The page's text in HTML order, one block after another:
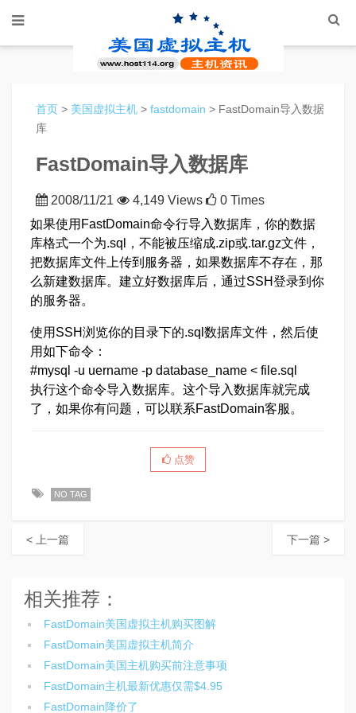
首页 > 美国虚拟主机 > fastdomain > FastDomain导入数据
库
FastDomain导入数据库
2008/11/21 4,149 Views
0 Times
如果使用FastDomain命令行导入数据库，你的数据
库格式一个为.sql，不能被压缩成.zip或.tar.gz文件，
把数据库文件上传到服务器，如果数据库不存在，那
么新建数据库。建立好数据库后，通过SSH登录到你
的服务器。
使用SSH浏览你的目录下的.sql数据库文件，然后使
用如下命令：
#mysql -u uername -p database_name < file.sql
执行这个命令导入数据库。这个导入数据库就完成
了，如果你有问题，可以联系FastDomain客服。
点赞
NO TAG
< 上一篇 下一篇 >
相关推荐：
FastDomain美国虚拟主机购买图解
FastDomain美国虚拟主机简介
FastDomain美国主机购买前注意事项
FastDomain主机最新优惠仅需$4.95
FastDomain降价了